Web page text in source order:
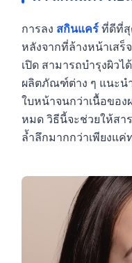
การลง สกินแคร์ที่ดีที่
หลังจากที่ล้างหน้าเสร็
เปิด สามารถบำรุงผิวไ
ผลิตภัณฑ์ต่าง ๆ แนะน
ใบหน้าจนกว่าเนื้อขอ
หมด วิธีนี้จะช่วยให้ส
ล้ำลึกมากกว่าเพียงแค่